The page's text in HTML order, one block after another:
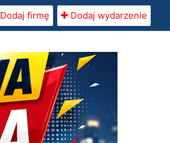
Dodaj firmę Dodaj wydarzenie